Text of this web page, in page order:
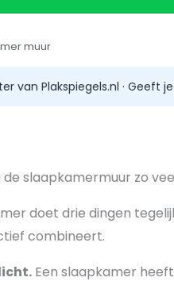
muur
van Plakspiegels.nl · Geeft
slaapkamermuur zo
doet drie dingen
combineert.
Een slaapkamer